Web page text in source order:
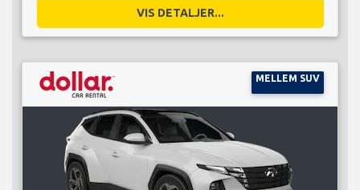
VIS DETALJER...
MELLEM SUV